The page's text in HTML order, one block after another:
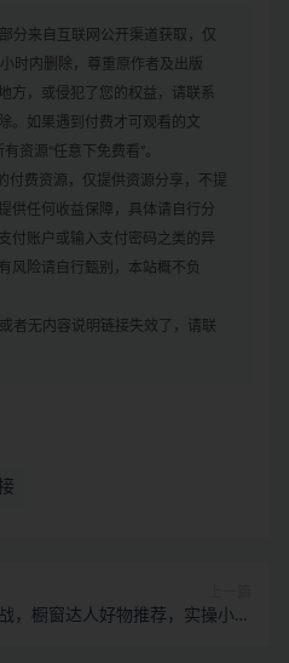
分来自互联网公开渠道获取，仅
时内删除，尊重原作者及出版
方，或侵犯了您的权益，请联系
。如果遇到付费才可观看的文
资源“任意下免费看”。
付费资源，仅提供资源分享，不提
供任何收益保障，具体请自行分
付账户或输入支付密码之类的异
风险请自行甄别，本站概不负
者无内容说明链接失效了，请联
，橱窗达人好物推荐，实操小店